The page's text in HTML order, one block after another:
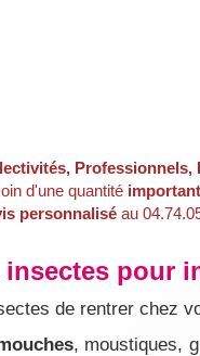
Professionnels,
d'une quantité
personnaliséau
insectes pour
de rentrer chez
, moustiques,